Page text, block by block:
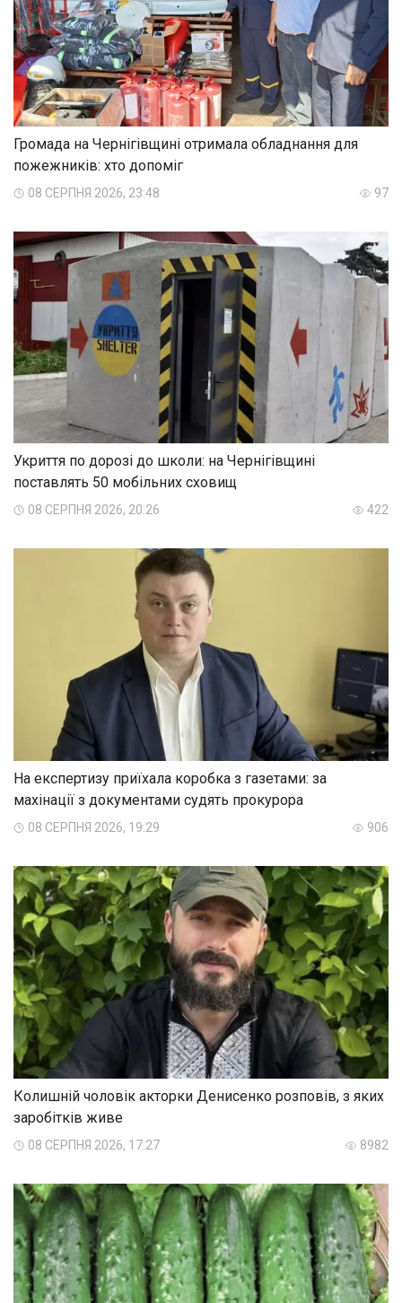
Громада на Чернігівщині отримала обладнання для
пожежників: хто допоміг
08 СЕРПНЯ 2026, 23:48 97
Укриття по дорозі до школи: на Чернігівщині
поставлять 50 мобільних сховищ
08 СЕРПНЯ 2026, 20:26 422
На експертизу приїхала коробка з газетами: за
махінації з документами судять прокурора
08 СЕРПНЯ 2026, 19:29 906
Колишній чоловік акторки Денисенко розповів, з яких
заробітків живе
08 СЕРПНЯ 2026, 17:27 8982